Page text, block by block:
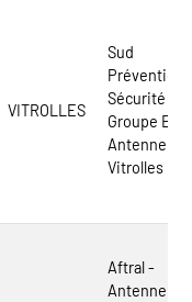
VITROLLES
Sud
Prévention
Sécurité -
Groupe
Antenne
Vitrolles
Aftral -
Antenne